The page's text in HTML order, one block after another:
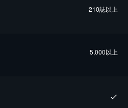
210誌以上
5,000以上